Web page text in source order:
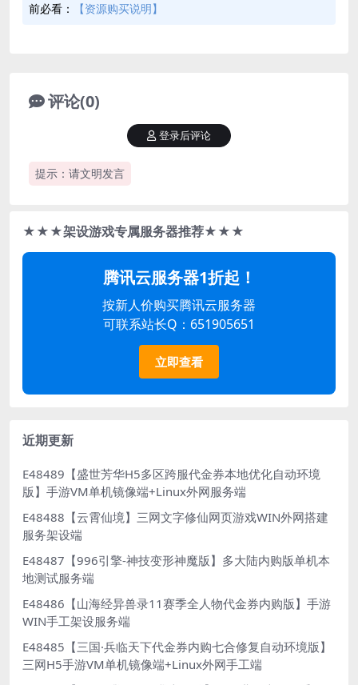
前必看：
【资源购买说明】
评论(0)
提示：请文明发言
登录后评论
★★★架设游戏专属服务器推荐★★★
腾讯云服务器1折起！
按新人价购买腾讯云服务器
可联系站长Q：651905651
立即查看
近期更新
E48489【盛世芳华H5多区跨服代金券本地优化自动环境
版】手游VM单机镜像端+Linux外网服务端
E48488【云霄仙境】三网文字修仙网页游戏WIN外网搭建
服务架设端
E48487【996引擎-神技变形神魔版】多大陆内购版单机本
地测试服务端
E48486【山海经异兽录11赛季全人物代金券内购版】手游
WIN手工架设服务端
E48485【三国·兵临天下代金券内购七合修复自动环境版】
三网H5手游VM单机镜像端+Linux外网手工端